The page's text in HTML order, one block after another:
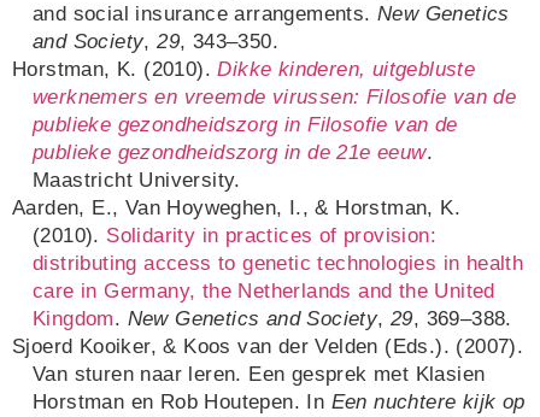
and social insurance arrangements. New Genetics
and Society,29, 343–350.
Horstman, K. (2010).Dikke kinderen, uitgebluste
werknemers en vreemde virussen: Filosofie van de
publieke gezondheidszorg in Filosofie van de
publieke gezondheidszorg in de 21e eeuw.
Maastricht University.
Aarden, E., Van Hoyweghen, I., & Horstman, K.
(2010). Solidarity in practices of provision:
distributing access to genetic technologies in health
care in Germany, the Netherlands and the United
Kingdom. New Genetics and Society,29, 369–388.
Sjoerd Kooiker, & Koos van der Velden (Eds.). (2007).
Van sturen naar leren. Een gesprek met Klasien
Horstman en Rob Houtepen. In Een nuchtere kijk op